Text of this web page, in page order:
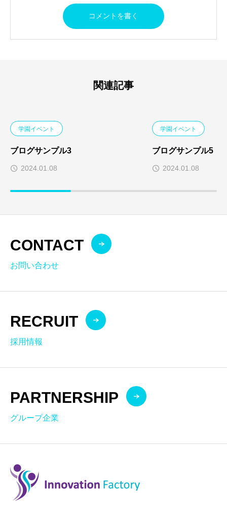
関連記事
学園イベント
ブログサンプル3
2024.01.08
学園イベント
ブログサンプル5
2024.01.08
CONTACT
お問い合わせ
RECRUIT
採用情報
PARTNERSHIP
グループ企業